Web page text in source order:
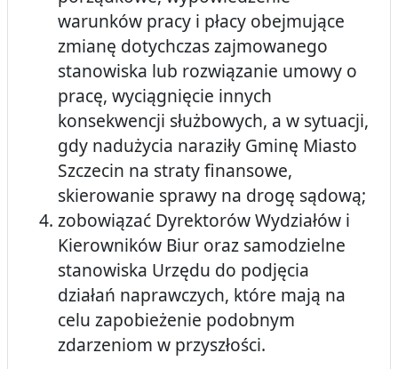
warunków pracy i płacy obejmujące
zmianę dotychczas zajmowanego
stanowiska lub rozwiązanie umowy o
pracę, wyciągnięcie innych
konsekwencji służbowych, a w sytuacji,
gdy nadużycia naraziły Gminę Miasto
Szczecin na straty finansowe,
skierowanie sprawy na drogę sądową;
zobowiązać Dyrektorów Wydziałów i
Kierowników Biur oraz samodzielne
stanowiska Urzędu do podjęcia
działań naprawczych, które mają na
celu zapobieżenie podobnym
zdarzeniom w przyszłości.